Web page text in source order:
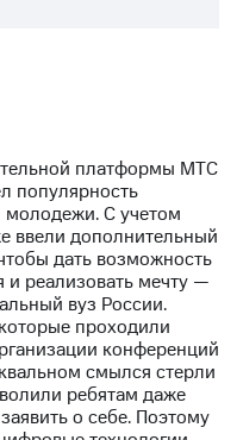
платформы МТС
популярность
молодежи. С учетом
ввели дополнительный
дать возможность
реализовать мечту —
вуз России.
проходили
конференций
смылся стерли
ребятам даже
о себе. Поэтому